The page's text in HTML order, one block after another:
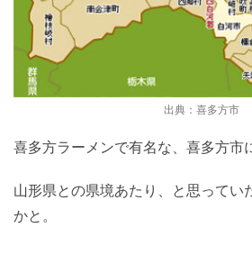
出典：喜多方市
喜多方ラーメンで有名な、喜多方市
山形県との県境あたり、と思ってい
かと。